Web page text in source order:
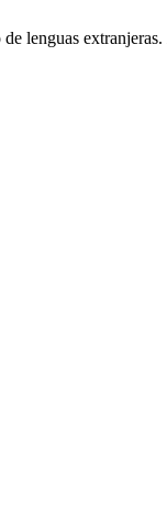
lenguas extranjeras.